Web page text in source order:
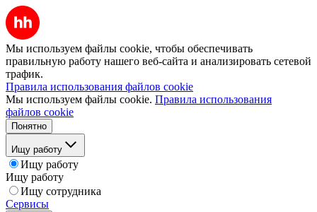
Мы используем файлы cookie, чтобы обеспечивать
правильную работу нашего веб-сайта и анализировать сетевой
трафик.
Правила использования файлов cookie
Мы используем файлы cookie. Правила использования
файлов cookie
Понятно
Ищу работу
Ищу работу
Ищу работу
Ищу сотрудника
Сервисы